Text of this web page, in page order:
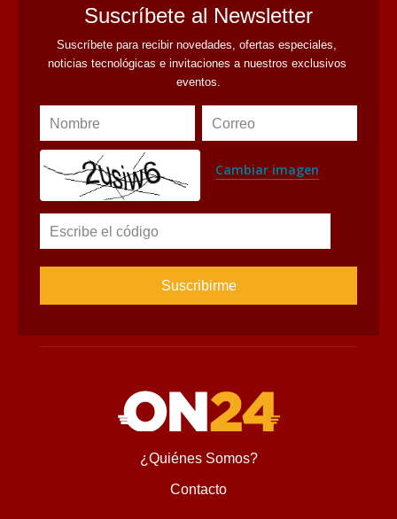
Suscríbete al Newsletter
Suscríbete para recibir novedades, ofertas especiales,
noticias tecnológicas e invitaciones a nuestros exclusivos
eventos.
Nombre Correo
Cambiar imagen
Escribe el código
¿Quiénes Somos?
Contacto